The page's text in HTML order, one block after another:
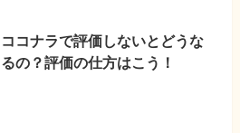
ココナラで評価しないとどうな
るの？評価の仕方はこう！